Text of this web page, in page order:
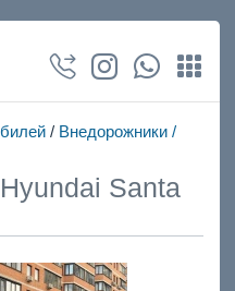
/ Внедорожники /
Santa